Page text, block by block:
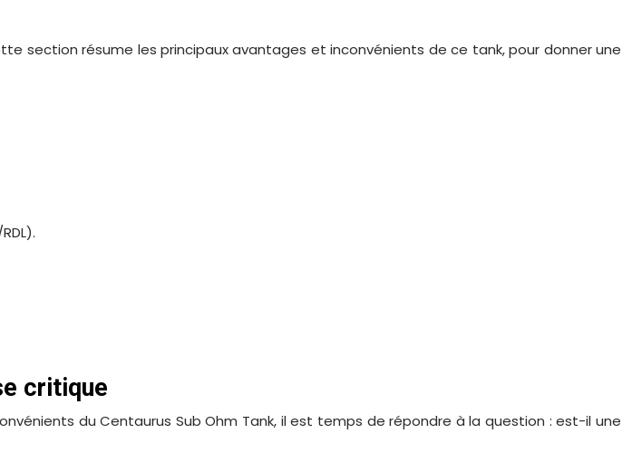
section résume les principaux avantages et inconvénients de ce tank, pour donner une
critique
du Centaurus Sub Ohm Tank, il est temps de répondre à la question : est-il une